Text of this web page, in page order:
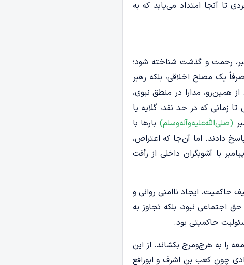
تا آنجا امتداد می‌یابد که به
رحمت و گذشت شناخته شود؛
یک مصلح اخلاقی، بلکه رهبر
همین‌رو، مدارا در منطق نبوی،
زمانی که در حد نقد، گلایه یا
(صلی‌الله‌علیه‌وآله‌وسلم)بارها با
دادند. اما آن‌جا که اعتراض،
با آشوبگران داخلی از رأفت
حاکمیت، ایجاد ناامنی روانی و
اجتماعی نبود، بلکه تجاوز به
حاکمیتی بود.
را به هرج‌ومرج بکشاند. از این
چون کعب بن اشرف و ابورافع